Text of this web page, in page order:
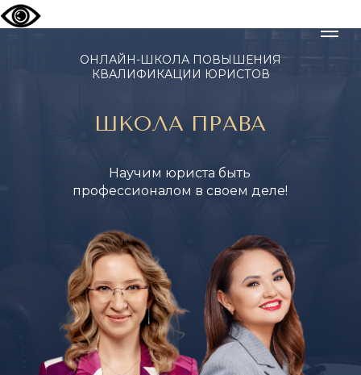
Научим юриста быть
профессионалом в своем деле!
ШКОЛА ПРАВА
ОНЛАЙН-ШКОЛА ПОВЫШЕНИЯ
КВАЛИФИКАЦИИ ЮРИСТОВ